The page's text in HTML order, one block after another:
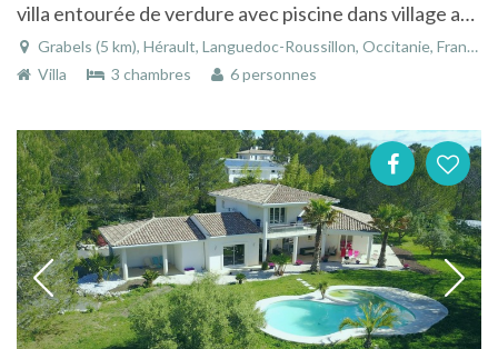
villa entourée de verdure avec piscine dans village aux portes de Montpellier
Grabels (5 km), Hérault, Languedoc-Roussillon, Occitanie, France
Villa
3 chambres 6 personnes